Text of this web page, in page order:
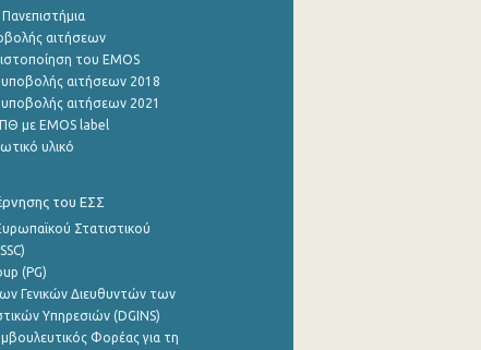
αιτήσεων
του EMOS
αιτήσεων 2018
αιτήσεων 2021
με EMOS label
υλικό
του ΕΣΣ
Στατιστικού
(PG)
Γενικών Διευθυντών των
Υπηρεσιών (DGINS)
Φορέας για τη